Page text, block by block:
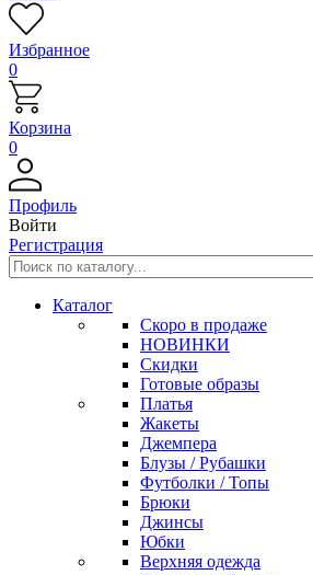
Избранное
0
Корзина
0
Профиль
Войти
Регистрация
Каталог
Скоро в продаже
НОВИНКИ
Скидки
Готовые образы
Платья
Жакеты
Джемпера
Блузы / Рубашки
Футболки / Топы
Брюки
Джинсы
Юбки
Верхняя одежда